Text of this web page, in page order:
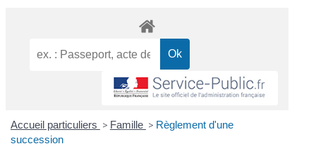
Accueil particuliers > Famille > Règlement d'une
succession